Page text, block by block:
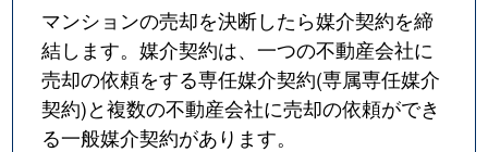
マンションの売却を決断したら媒介契約を締
結します。媒介契約は、一つの不動産会社に
売却の依頼をする専任媒介契約(専属専任媒介
契約)と複数の不動産会社に売却の依頼ができ
る一般媒介契約があります。